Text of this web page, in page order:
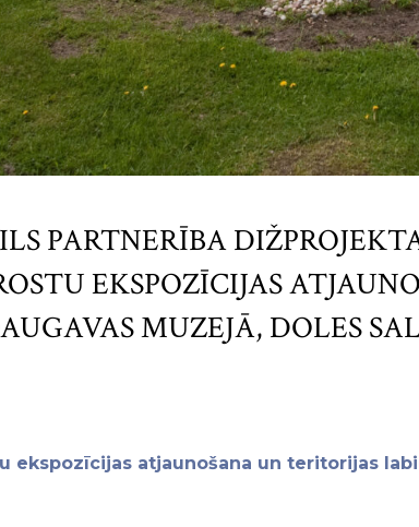
PARTNERĪBA
EKSPOZĪCIJAS
MUZEJĀ, DOLES
ekspozīcijas atjaunošana un teritorijas